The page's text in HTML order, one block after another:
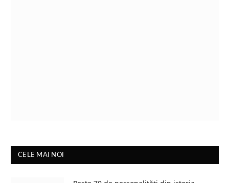
CELE MAI NOI